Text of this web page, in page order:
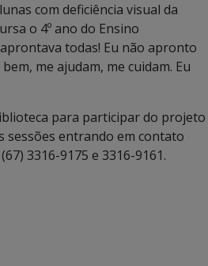
com deficiência visual da
o 4º ano do Ensino
todas! Eu não apronto
me ajudam, me cuidam. Eu
para participar do projeto
sessões entrando em contato
3316-9175 e 3316-9161.